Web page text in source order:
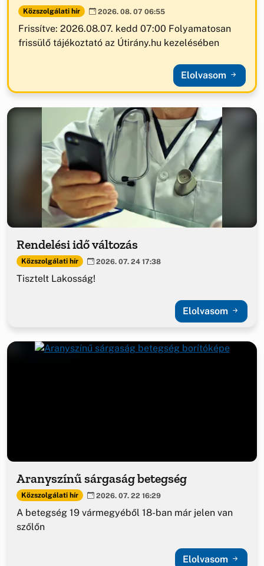
Közszolgálati hír 2026. 08. 07 06:55
Frissítve: 2026.08.07. kedd 07:00 Folyamatosan
frissülő tájékoztató az Útirány.hu kezelésében
Elolvasom
Rendelési idő változás
Közszolgálati hír 2026. 07. 24 17:38
Tisztelt Lakosság!
Elolvasom
Aranyszínű sárgaság betegség
Közszolgálati hír 2026. 07. 22 16:29
A betegség 19 vármegyéből 18-ban már jelen van
szőlőn
Elolvasom